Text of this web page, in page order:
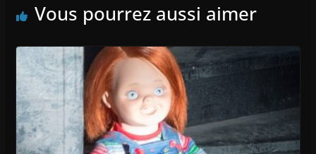
Vous pourrez aussi aimer